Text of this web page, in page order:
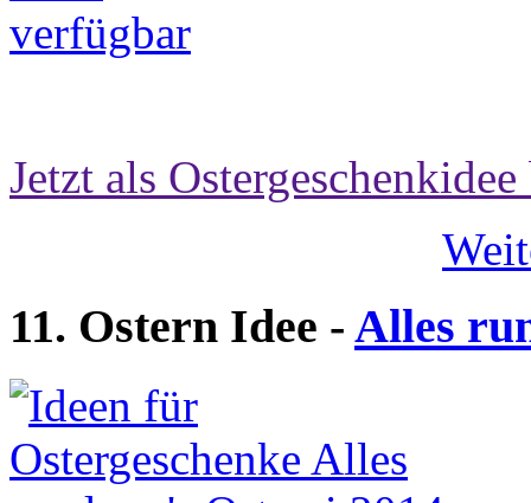
Jetzt als
11. Ostern Idee - Alles